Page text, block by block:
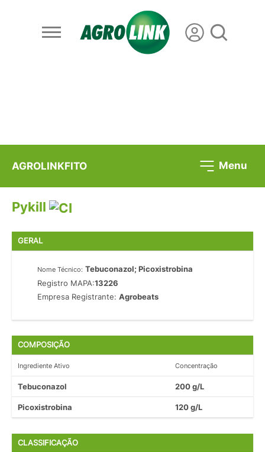
AGROLINKFITO Menu
Pykill
GERAL
Nome Técnico: Tebuconazol; Picoxistrobina
Registro MAPA:13226
Empresa Registrante:Agrobeats
COMPOSIÇÃO
Ingrediente Ativo Concentração
Tebuconazol 200 g/L
Picoxistrobina 120 g/L
CLASSIFICAÇÃO